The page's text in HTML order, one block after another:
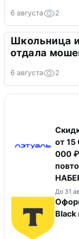
6 августа 2
Школьница
отдала
6 августа 2
от
000
До 31
Black